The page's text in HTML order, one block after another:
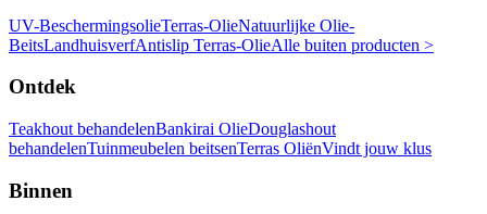
UV-BeschermingsolieTerras-OlieNatuurlijke Olie-
BeitsLandhuisverfAntislip Terras-OlieAlle buiten producten >
Ontdek
Teakhout behandelenBankirai OlieDouglashout
behandelenTuinmeubelen beitsenTerras OliënVindt jouw klus
Binnen